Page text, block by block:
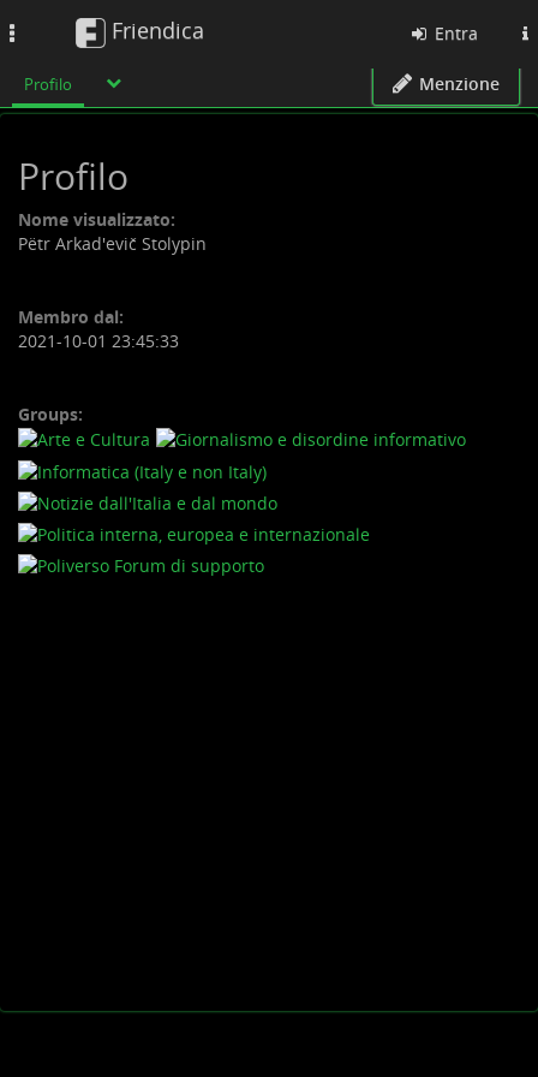
Friendica Entra
Profilo Menzione
Profilo
Nome visualizzato:
Pëtr Arkad'evič Stolypin
Membro dal:
2021-10-01 23:45:33
Groups: